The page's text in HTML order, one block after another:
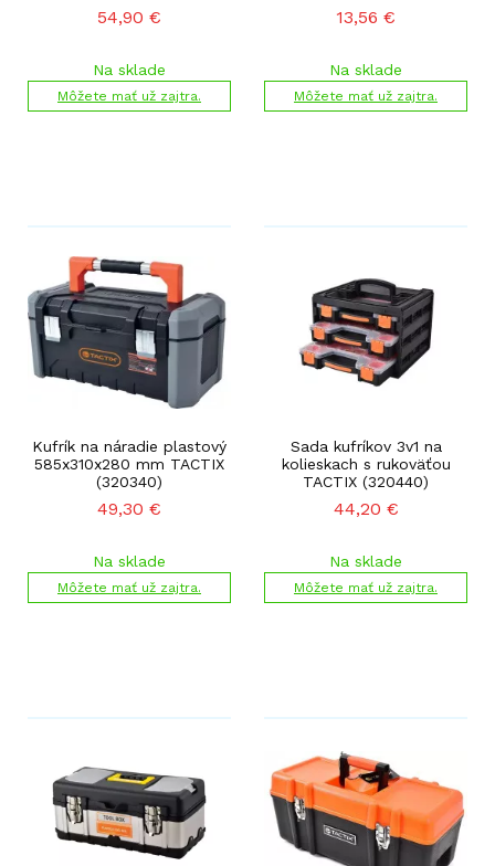
54,90 €
Na sklade
Môžete mať už zajtra.
13,56 €
Na sklade
Môžete mať už zajtra.
Kufrík na náradie plastový
585x310x280 mm TACTIX
(320340)
49,30 €
Na sklade
Môžete mať už zajtra.
Sada kufríkov 3v1 na
kolieskach s rukoväťou
TACTIX (320440)
44,20 €
Na sklade
Môžete mať už zajtra.